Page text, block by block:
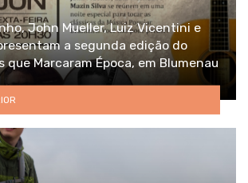
John Mueller, Luiz Vicentini e
a segunda edição do
que Marcaram Época, em Blumenau